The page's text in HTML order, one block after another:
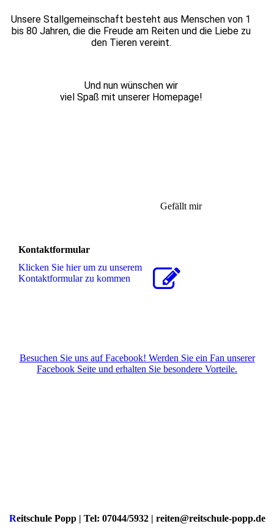
Unsere Stallgemeinschaft besteht aus Menschen von 1
bis 80 Jahren, die die Freude am Reiten und die Liebe zu
den Tieren vereint.
Und nun wünschen wir
viel Spaß mit unserer Homepage!
Gefällt mir
Kontaktformular
Klicken Sie hier um zu unserem
Kon­takt­for­mu­lar zu kommen
Besuchen Sie uns auf Facebook! Werden Sie ein Fan unserer
Facebook Seite und erhalten Sie besondere Vorteile.
Reitschule Popp | Tel: 07044/5932 | reiten@reitschule-popp.de